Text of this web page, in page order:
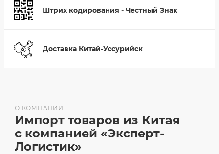
Штрих кодирования - Честный Знак
Доставка Китай-Уссурийск
О КОМПАНИИ
Импорт товаров из Китая
с компанией «Эксперт-
Логистик»